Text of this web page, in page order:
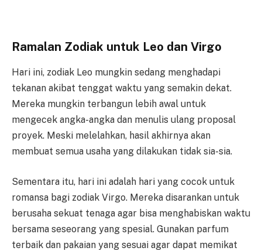
Ramalan Zodiak untuk Leo dan Virgo
Hari ini, zodiak Leo mungkin sedang menghadapi
tekanan akibat tenggat waktu yang semakin dekat.
Mereka mungkin terbangun lebih awal untuk
mengecek angka-angka dan menulis ulang proposal
proyek. Meski melelahkan, hasil akhirnya akan
membuat semua usaha yang dilakukan tidak sia-sia.
Sementara itu, hari ini adalah hari yang cocok untuk
romansa bagi zodiak Virgo. Mereka disarankan untuk
berusaha sekuat tenaga agar bisa menghabiskan waktu
bersama seseorang yang spesial. Gunakan parfum
terbaik dan pakaian yang sesuai agar dapat memikat